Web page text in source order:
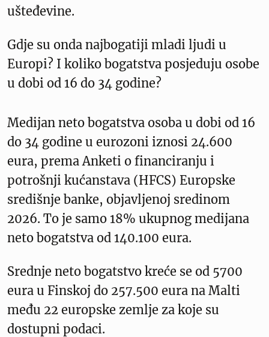
ušteđevine.
Gdje su onda najbogatiji mladi ljudi u
Europi? I koliko bogatstva posjeduju osobe
u dobi od 16 do 34 godine?
Medijan neto bogatstva osoba u dobi od 16
do 34 godine u eurozoni iznosi 24.600
eura, prema Anketi o financiranju i
potrošnji kućanstava (HFCS) Europske
središnje banke, objavljenoj sredinom
2026. To je samo 18% ukupnog medijana
neto bogatstva od 140.100 eura.
Srednje neto bogatstvo kreće se od 5700
eura u Finskoj do 257.500 eura na Malti
među 22 europske zemlje za koje su
dostupni podaci.